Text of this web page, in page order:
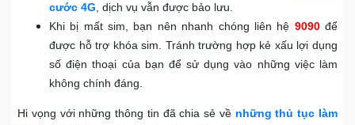
cước 4G, dịch vụ vẫn được bảo lưu.
Khi bị mất sim, bạn nên nhanh chóng liên hệ 9090để
được hỗ trợ khóa sim. Tránh trường hợp kẻ xấu lợi dụng
số điện thoại của bạn để sử dụng vào những việc làm
không chính đáng.
Hi vọng với những thông tin đã chia sẻ về những thủ tục làm